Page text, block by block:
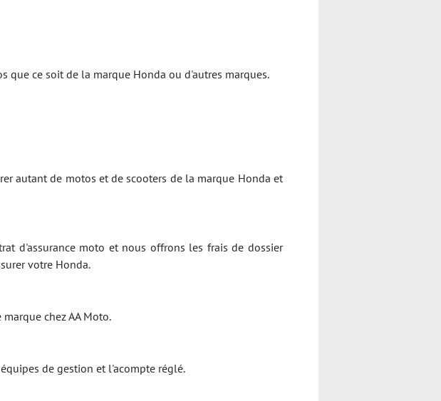
que ce soit de la marque Honda ou d'autres marques.
autant de motos et de scooters de la marque Honda et
d'assurance moto et nous offrons les frais de dossier
votre Honda.
chez AA Moto.
de gestion et l'acompte réglé.